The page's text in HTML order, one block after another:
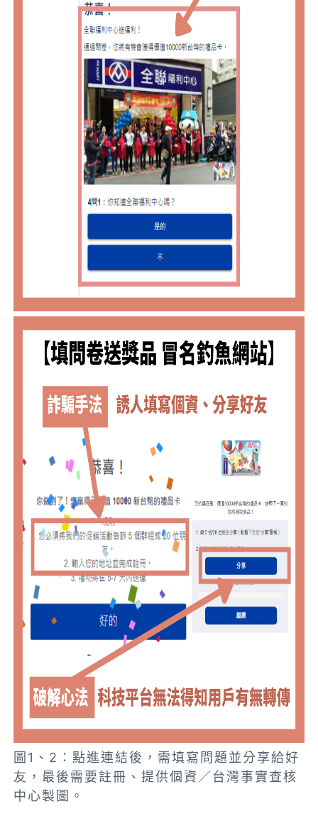
圖1、2：點進連結後，需填寫問題並分享給好
友，最後需要註冊、提供個資／台灣事實查核
中心製圖。